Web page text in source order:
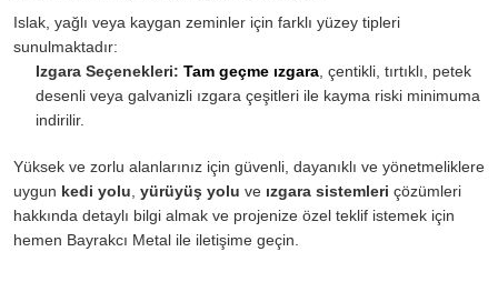
Islak, yağlı veya kaygan zeminler için farklı yüzey tipleri
sunulmaktadır:
Izgara Seçenekleri: Tam geçme ızgara , çentikli, tırtıklı, petek
desenli veya galvanizli ızgara çeşitleri ile kayma riski minimuma
indirilir.
Yüksek ve zorlu alanlarınız için güvenli, dayanıklı ve yönetmeliklere
uygun kedi yolu yürüyüş yolu ve ızgara sistemleri çözümleri
hakkında detaylı bilgi almak ve projenize özel teklif istemek için
hemen Bayrakcı Metal ile iletişime geçin.